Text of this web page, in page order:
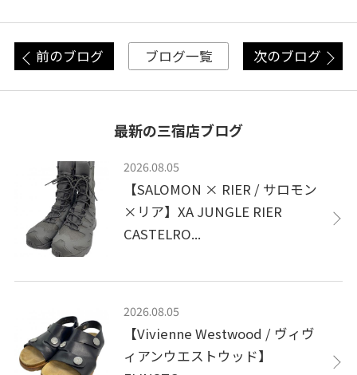
前のブログ ブログ一覧 次のブログ
最新の三宿店ブログ
2026.08.05
【SALOMON × RIER / サロモン
×リア】XA JUNGLE RIER
CASTELRO...
2026.08.05
【Vivienne Westwood / ヴィヴ
ィアンウエストウッド】